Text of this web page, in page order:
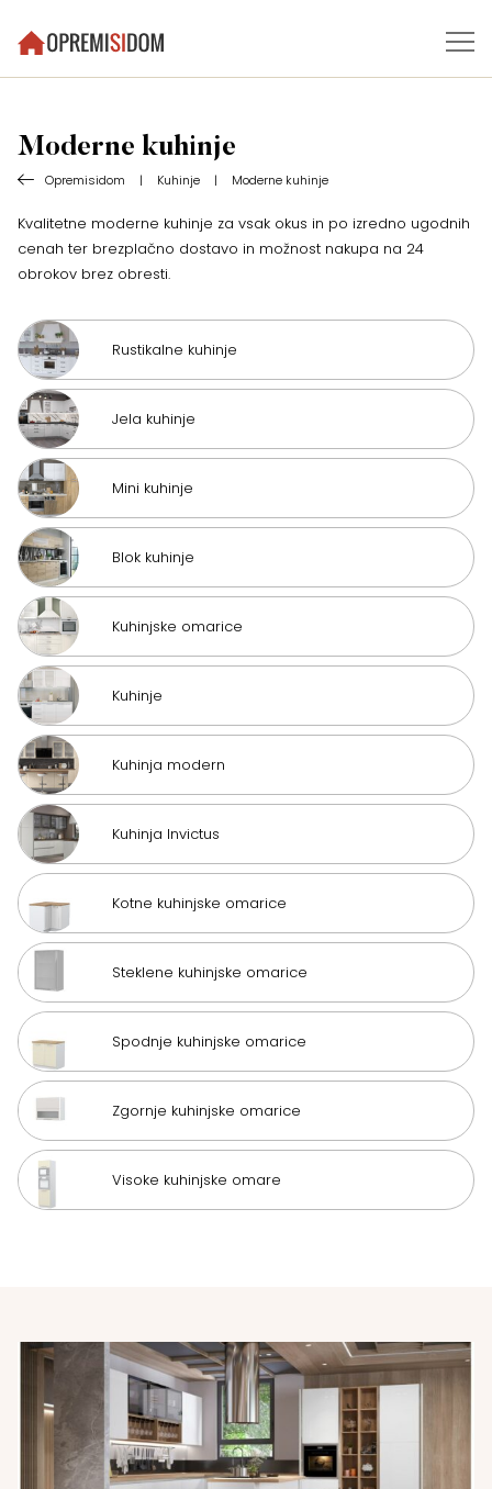
Moderne kuhinje
Opremisidom | Kuhinje | Moderne kuhinje
Kvalitetne moderne kuhinje za vsak okus in po izredno ugodnih
cenah ter brezplačno dostavo in možnost nakupa na 24
obrokov brez obresti.
Rustikalne kuhinje
Jela kuhinje
Mini kuhinje
Blok kuhinje
Kuhinjske omarice
Kuhinje
Kuhinja modern
Kuhinja Invictus
Kotne kuhinjske omarice
Steklene kuhinjske omarice
Spodnje kuhinjske omarice
Zgornje kuhinjske omarice
Visoke kuhinjske omare